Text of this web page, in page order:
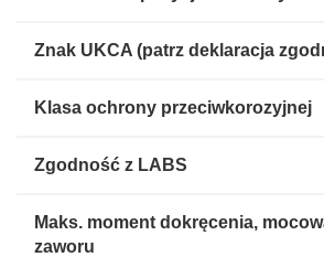
Znak UKCA (patrz deklaracja
Klasa ochrony przeciwkorozyjnej
Zgodność z LABS
Maks. moment dokręcenia,
zaworu